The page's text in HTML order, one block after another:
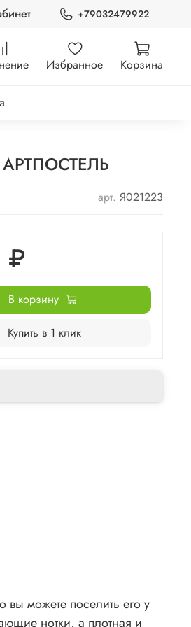
+79032479922
Избранное Корзина
АРТПОСТЕЛЬ
арт. Я021223
₽
В корзину
Купить в 1 клик
вы можете поселить его у
нотки, а плотная и